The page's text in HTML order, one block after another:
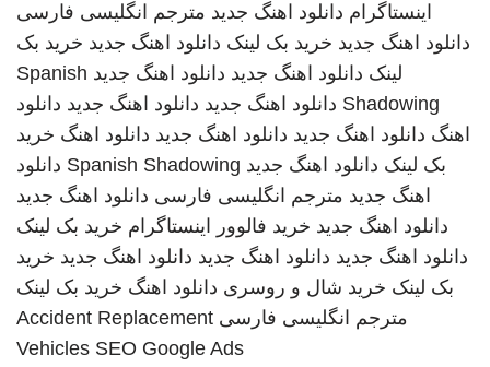
اینستاگرام دانلود اهنگ جدید مترجم انگلیسی فارسی
دانلود اهنگ جدید خرید بک لینک دانلود اهنگ جدید خرید بک
لینک دانلود اهنگ جدید دانلود اهنگ جدید Spanish
Shadowing دانلود اهنگ جدید دانلود اهنگ جدید دانلود
اهنگ دانلود اهنگ جدید دانلود اهنگ جدید دانلود اهنگ خرید
بک لینک دانلود اهنگ جدید Spanish Shadowing دانلود
اهنگ جدید مترجم انگلیسی فارسی دانلود اهنگ جدید
دانلود اهنگ جدید خرید فالوور اینستاگرام خرید بک لینک
دانلود اهنگ جدید دانلود اهنگ جدید دانلود اهنگ جدید خرید
بک لینک خرید شال و روسری دانلود اهنگ خرید بک لینک
مترجم انگلیسی فارسی Accident Replacement
Vehicles SEO Google Ads